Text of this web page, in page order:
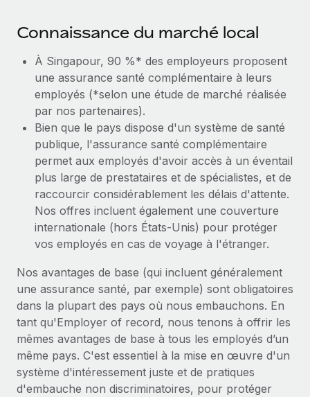
Connaissance du marché local
À Singapour, 90 %* des employeurs proposent
une assurance santé complémentaire à leurs
employés (*selon une étude de marché réalisée
par nos partenaires).
Bien que le pays dispose d'un système de santé
publique, l'assurance santé complémentaire
permet aux employés d'avoir accès à un éventail
plus large de prestataires et de spécialistes, et de
raccourcir considérablement les délais d'attente.
Nos offres incluent également une couverture
internationale (hors États-Unis) pour protéger
vos employés en cas de voyage à l'étranger.
Nos avantages de base (qui incluent généralement
une assurance santé, par exemple) sont obligatoires
dans la plupart des pays où nous embauchons. En
tant qu'Employer of record, nous tenons à offrir les
mêmes avantages de base à tous les employés d’un
même pays. C'est essentiel à la mise en œuvre d'un
système d'intéressement juste et de pratiques
d'embauche non discriminatoires, pour protéger